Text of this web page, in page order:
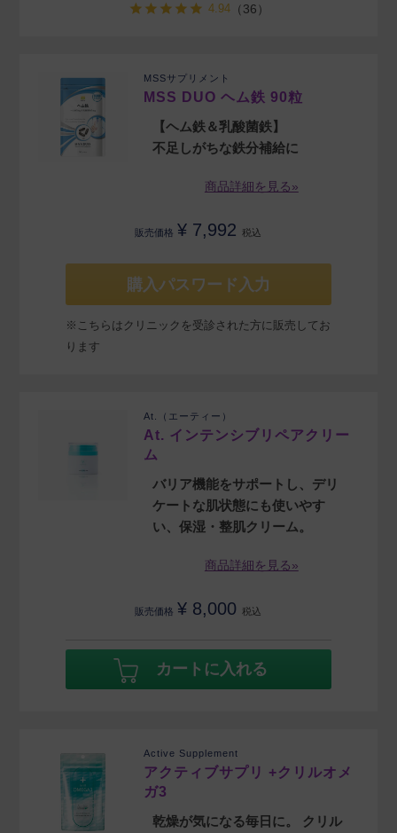
4.94（36）
MSSサプリメント
MSS DUO ヘム鉄 90粒
【ヘム鉄＆乳酸菌鉄】
不足しがちな鉄分補給に
商品詳細を見る»
販売価格 ¥ 7,992 税込
購入パスワード入力
※こちらはクリニックを受診された方に販売してお
ります
At.（エーティー）
At. インテンシブリペアクリー
ム
バリア機能をサポートし、デリ
ケートな肌状態にも使いやす
い、保湿・整肌クリーム。
商品詳細を見る»
販売価格 ¥ 8,000 税込
カートに入れる
Active Supplement
アクティブサプリ +クリルオメ
ガ3
乾燥が気になる毎日に。 クリル